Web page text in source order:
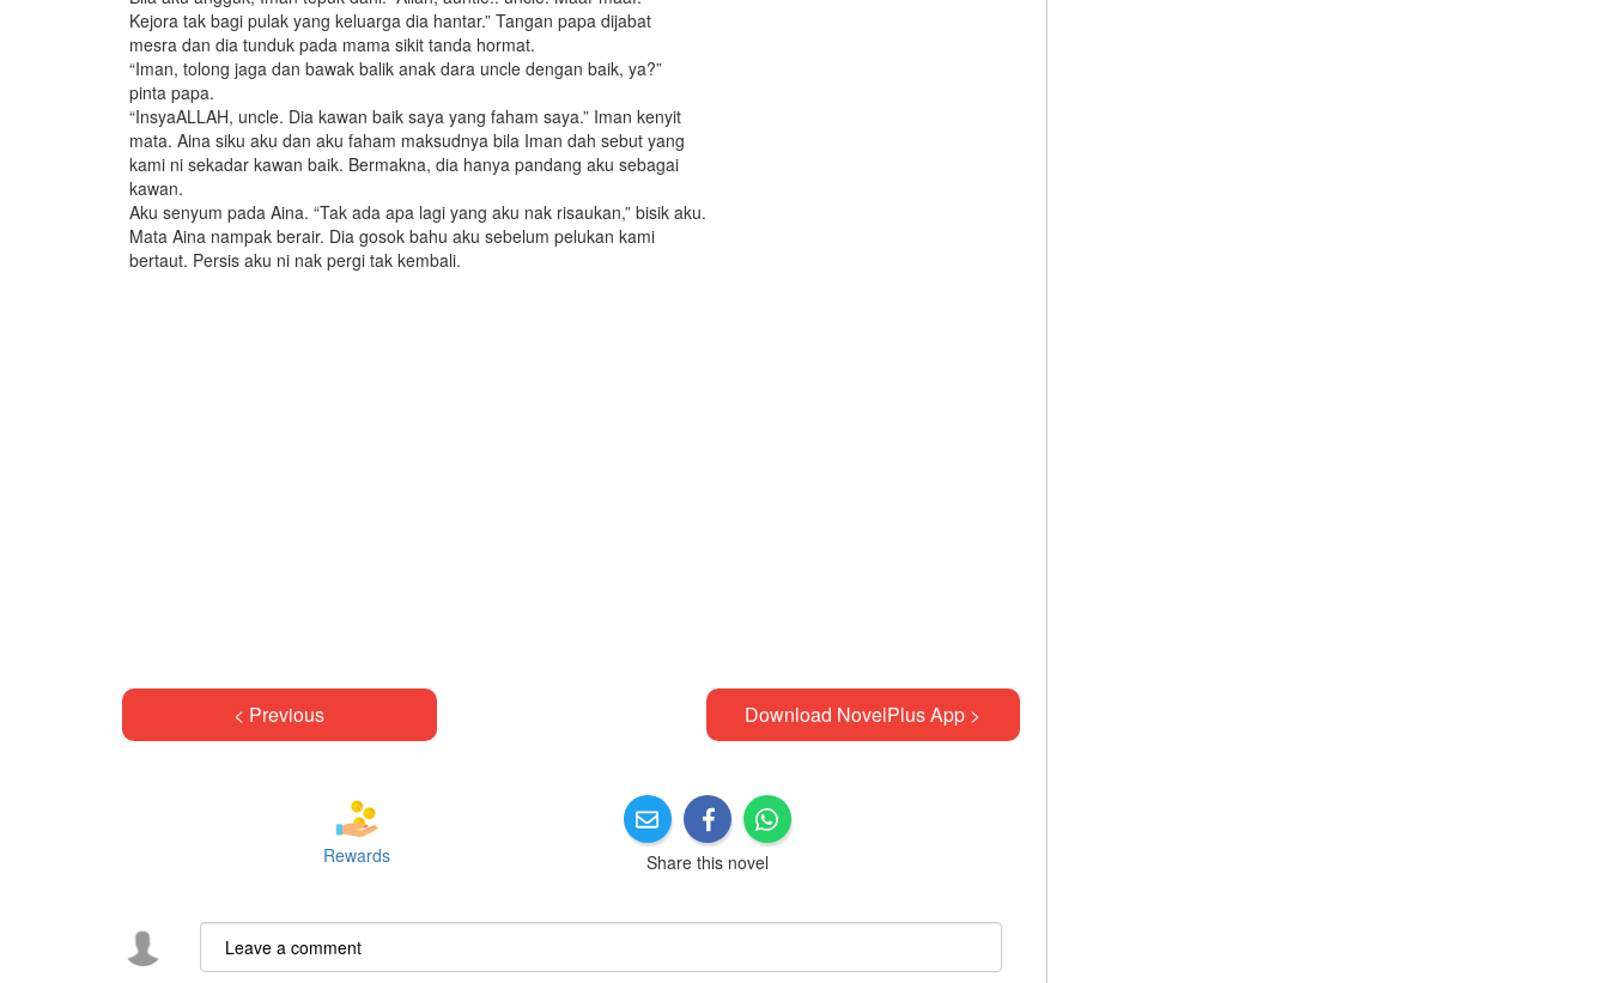
Kejora tak bagi pulak yang keluarga dia hantar.” Tangan papa dijabat
mesra dan dia tunduk pada mama sikit tanda hormat.
“Iman, tolong jaga dan bawak balik anak dara uncle dengan baik, ya?”
pinta papa.
“InsyaALLAH, uncle. Dia kawan baik saya yang faham saya.” Iman kenyit
mata. Aina siku aku dan aku faham maksudnya bila Iman dah sebut yang
kami ni sekadar kawan baik. Bermakna, dia hanya pandang aku sebagai
kawan.
Aku senyum pada Aina. “Tak ada apa lagi yang aku nak risaukan,” bisik aku.
Mata Aina nampak berair. Dia gosok bahu aku sebelum pelukan kami
bertaut. Persis aku ni nak pergi tak kembali.
< Previous Download NovelPlus App >
Rewards Share this novel